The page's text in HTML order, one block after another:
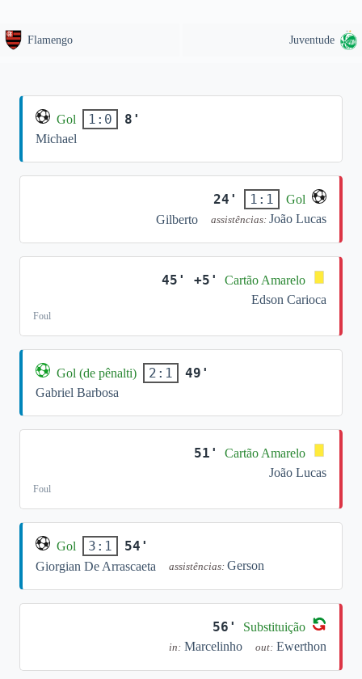
Flamengo Juventude
Gol 1:0 8'
Michael
24' 1:1
Gol
Gilberto
assistências: João Lucas
45' +5'
Cartão Amarelo
Edson Carioca
Foul
Gol (de pênalti) 2:1 49'
Gabriel Barbosa
51'
Cartão Amarelo
João Lucas
Foul
Gol 3:1 54'
Giorgian De Arrascaeta assistências: Gerson
56' Substituição
in: Marcelinho out: Ewerthon